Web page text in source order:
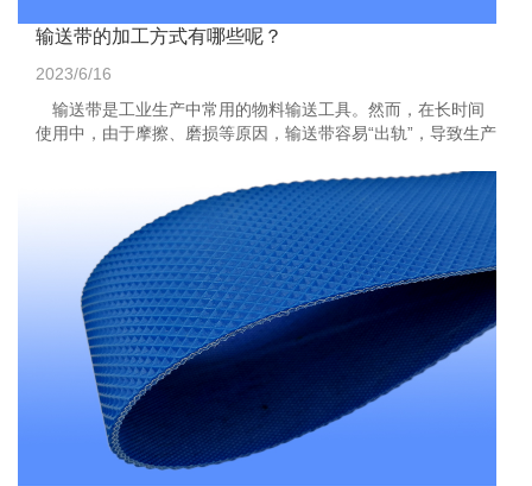
输送带的加工方式有哪些呢？
2023/6/16
输送带是工业生产中常用的物料输送工具。然而，在长时间
使用中，由于摩擦、磨损等原因，输送带容易“出轨”，导致生产